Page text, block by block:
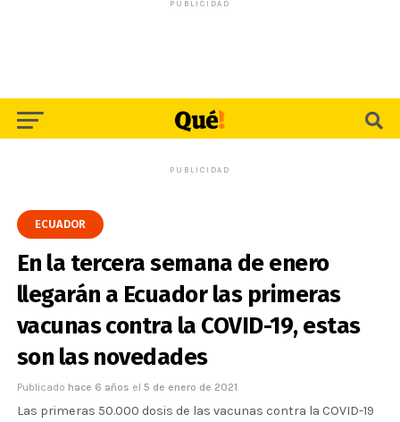
PUBLICIDAD
PUBLICIDAD
ECUADOR
En la tercera semana de enero
llegarán a Ecuador las primeras
vacunas contra la COVID-19, estas
son las novedades
Publicado hace 6 años el 5 de enero de 2021
Las primeras 50.000 dosis de las vacunas contra la COVID-19